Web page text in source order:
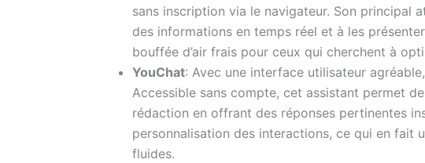
sans inscription via le navigateur. Son principal
des informations en temps réel et à les
bouffée d’air frais pour ceux qui cherchent à
YouChat: Avec une interface utilisateur
Accessible sans compte, cet assistant permet
rédaction en offrant des réponses pertinentes
personnalisation des interactions, ce qui en fait
fluides.